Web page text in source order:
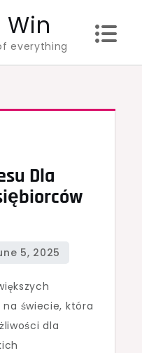
Win
everything
Dla
świecie, która
dla